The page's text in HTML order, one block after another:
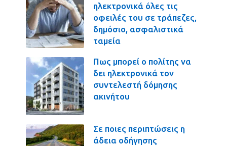
ηλεκτρονικά όλες τις
οφειλές του σε τράπεζες,
δημόσιο, ασφαλιστικά
ταμεία
Πως μπορεί ο πολίτης να
δει ηλεκτρονικά τον
συντελεστή δόμησης
ακινήτου
Σε ποιες περιπτώσεις η
άδεια οδήγησης